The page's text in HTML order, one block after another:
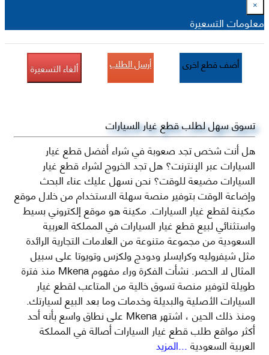
×
معلومات التسعيرة
أضف قطع اخرى أرسل الطلب ألغاء التسعيرة
تسوق سهل لطلب قطع غيار السيارات
هل أنت شخص تجد صعوبة في شراء أفضل قطع غيار
السيارات عبر الإنترنت؟ هل تجد الخروج لشراء قطع غيار
السيارات مضيعة للوقت؟ نحن نسهل عليك عناء البحث
وإضاعة الوقت بتوفير منصة سهلة الاستخدام من خلال موقع
مكينة لقطع غيار السيارات. مكينة هو موقع إلكتروني بسيط
واستثنائي لبيع قطع غيار السيارات في المملكة العربية
السعودية من مجموعة متنوعة من العلامات التجارية الرائدة
مثل شيفروليه وكرايسلر ودودج ولكزس وتويوتا على سبيل
المثال لا الحصر. نشأت الفكرة وراء مفهوم Mkena منذ فترة
طويلة لتوفير منصة تسوق خالية من المتاعب لقطع غيار
السيارات الأصلية والبديلة وخدمات وما بعد البيع لسيارتك.
ومنذ ذلك الحين ، اشتهر Mkena على نطاق واسع بأنه أحد
أكثر مواقع طلب قطع غيار السيارات أصالة في المملكة
العربية السعودية...المزيد